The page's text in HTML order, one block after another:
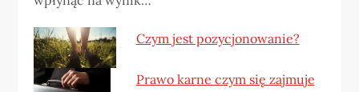
Czym jest pozycjonowanie?
Prawo karne czym się zajmuje